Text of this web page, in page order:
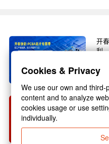
开
利
旺季
硬
期
实
Cookies & Privacy
We use our own and
content and to analyze
cookies usage or use
individually.